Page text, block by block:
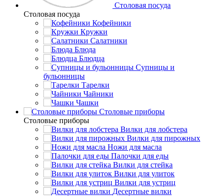
Столовая посуда
Столовая посуда
Кофейники
Кружки
Салатники
Блюда
Блюдца
Супницы и
бульонницы
Тарелки
Чайники
Чашки
Cтоловые приборы
Cтоловые приборы
Вилки для лобстера
Вилки для пирожных
Ножи для масла
Палочки для еды
Вилки для стейка
Вилки для улиток
Вилки для устриц
Десертные вилки